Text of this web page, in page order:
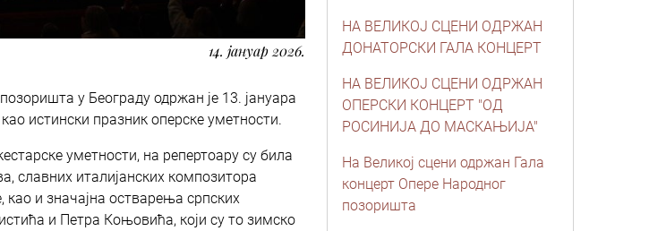
14. јануар 2026.
у Београду одржан је 13. јануара
истински празник оперске уметности.
уметности, на репертоару су била
славних италијанских композитора
као и значајна остварења српских
и Петра Коњовића, који су то зимско
НА ВЕЛИКОЈ СЦЕНИ ОДРЖАН
ДОНАТОРСКИ ГАЛА КОНЦЕРТ
НА ВЕЛИКОЈ СЦЕНИ ОДРЖАН
ОПЕРСКИ КОНЦЕРТ "ОД
РОСИНИЈА ДО МАСКАЊИЈА"
На Великој сцени одржан Гала
концерт Опере Народног
позоришта